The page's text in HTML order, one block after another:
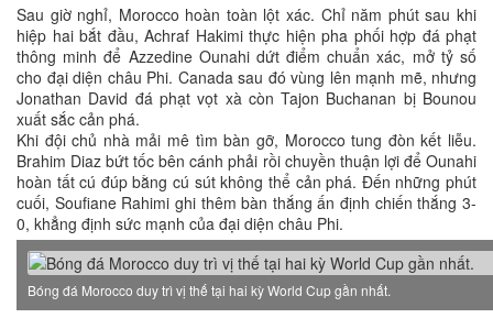
Sau giờ nghỉ, Morocco hoàn toàn lột xác. Chỉ năm phút sau khi
hiệp hai bắt đầu, Achraf Hakimi thực hiện pha phối hợp đá phạt
thông minh để Azzedine Ounahi dứt điểm chuẩn xác, mở tỷ số
cho đại diện châu Phi. Canada sau đó vùng lên mạnh mẽ, nhưng
Jonathan David đá phạt vọt xà còn Tajon Buchanan bị Bounou
xuất sắc cản phá.
Khi đội chủ nhà mải mê tìm bàn gỡ, Morocco tung đòn kết liễu.
Brahim Diaz bứt tốc bên cánh phải rồi chuyền thuận lợi để Ounahi
hoàn tất cú đúp bằng cú sút không thể cản phá. Đến những phút
cuối, Soufiane Rahimi ghi thêm bàn thắng ấn định chiến thắng 3-
0, khẳng định sức mạnh của đại diện châu Phi.
Bóng đá Morocco duy trì vị thế tại hai kỳ World Cup gần nhất.